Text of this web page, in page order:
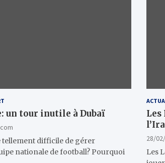
un tour inutile à Dubaï
tellement difficile de gérer
nationale de football? Pourquoi
Les
28/
Les